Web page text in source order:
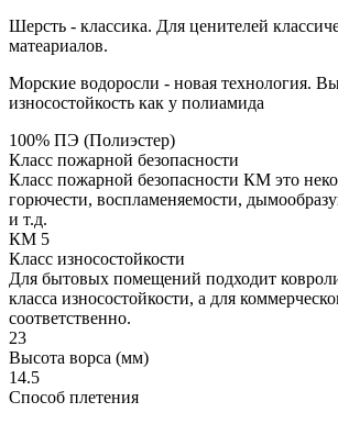
Шерсть - классика. Для ценителей
матеариалов.
Морские водоросли - новая технология.
износостойкость как у полиамида
100% ПЭ (Полиэстер)
Класс пожарной безопасности
Класс пожарной безопасности КМ это
горючести, воспламеняемости,
и т.д.
КМ 5
Класс износостойкости
Для бытовых помещений подходит
класса износостойкости, а для
соответственно.
23
Высота ворса (мм)
14.5
Способ плетения